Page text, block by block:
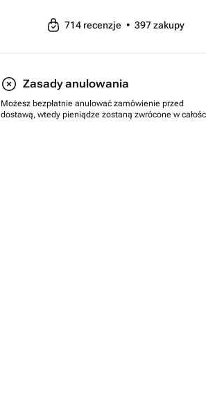
714 recenzje • 397zakupy
Zasady anulowania
Możesz bezpłatnie anulować zamówienie przed
dostawą, wtedy pieniądze zostaną zwrócone w